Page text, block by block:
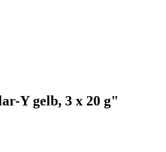
Y gelb, 3 x 20 g"